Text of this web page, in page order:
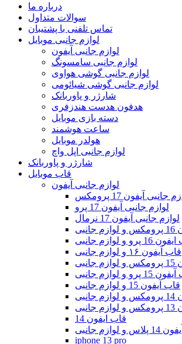
درباره ما
سوالات متداول
تماس تلفنی با پشتیبان
لوازم جانبی موبایل
لوازم جانبی آیفون
لوازم جانبی سامسونگ
لوازم جانبی گوشی هواوی
لوازم جانبی گوشی شیائومی
شارژر و پاوربانک
هدفون هدست هندزفری
دسته بازی موبایل
ساعت هوشمند
هولدر موبایل
لوازم جانبی اپل واچ
شارژر و پاوربانک
قاب موبایل
لوازم جانبی آیفون
جانبی آیفون 17 پرومکس
لوازم جانبی آیفون 17 پرو
لوازم جانبی آیفون 17 نرمال
پرو و لوازم جانبی
قاب آیفون ۱۶ و لوازم جانبی
پرو و لوازم جانبی
قاب آیفون 15 و لوازم جانبی
قاب ایفون 14
و لوازم جانبی
iphone 13 pro